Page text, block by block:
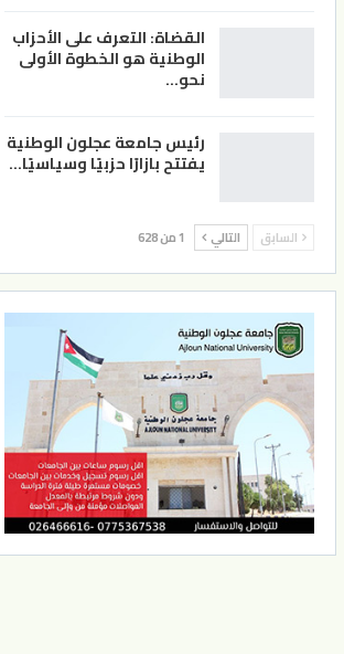
القضاة: التعرف على الأحزاب
الوطنية هو الخطوة الأولى
نحو…
رئيس جامعة عجلون الوطنية
يفتتح بازارًا حزبيًا وسياسيًا…
السابق التالي 1 من 628